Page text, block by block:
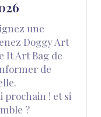
une
Doggy Art
It Art Bag de
de
prochain ! et si
?